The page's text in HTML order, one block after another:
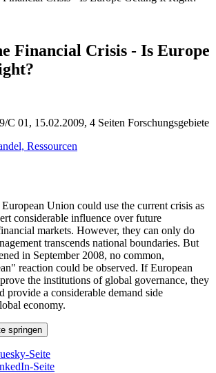
Financial Crisis - Is Europe
C 01, 15.02.2009, 4 Seiten Forschungsgebiete
Ressourcen
Union could use the current crisis as
considerable influence over future
markets. However, they can only do
transcends national boundaries. But
in September 2008, no common,
reaction could be observed. If European
the institutions of global governance, they
provide a considerable demand side
economy.
springen
Seite
Seite